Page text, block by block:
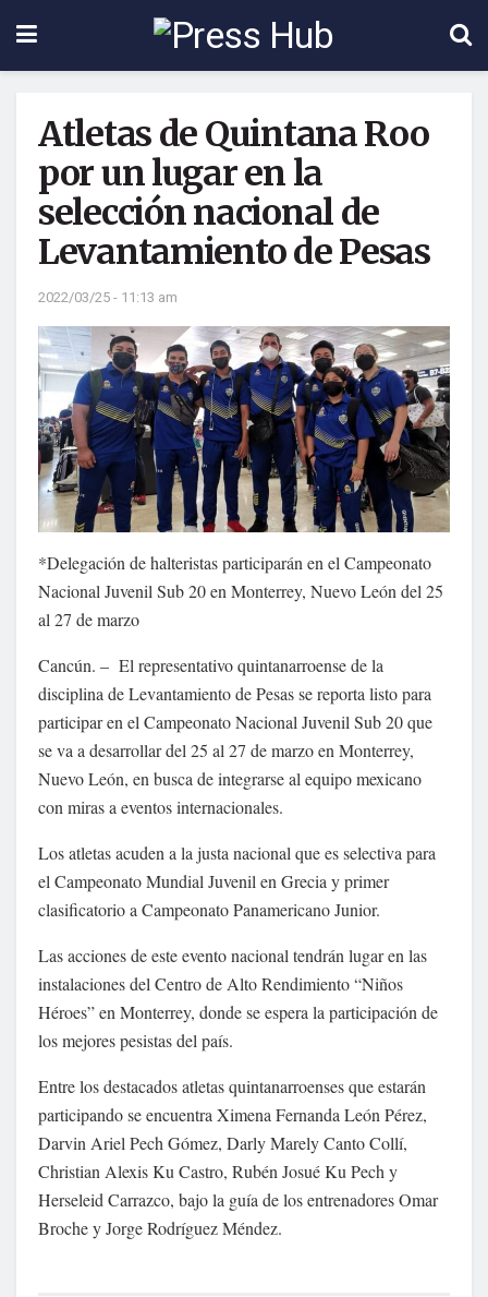
Atletas de Quintana Roo
por un lugar en la
selección nacional de
Levantamiento de Pesas
2022/03/25 - 11:13 am
*Delegación de halteristas participarán en el Campeonato
Nacional Juvenil Sub 20 en Monterrey, Nuevo León del 25
al 27 de marzo
Cancún. – El representativo quintanarroense de la
disciplina de Levantamiento de Pesas se reporta listo para
participar en el Campeonato Nacional Juvenil Sub 20 que
se va a desarrollar del 25 al 27 de marzo en Monterrey,
Nuevo León, en busca de integrarse al equipo mexicano
con miras a eventos internacionales.
Los atletas acuden a la justa nacional que es selectiva para
el Campeonato Mundial Juvenil en Grecia y primer
clasificatorio a Campeonato Panamericano Junior.
Las acciones de este evento nacional tendrán lugar en las
instalaciones del Centro de Alto Rendimiento “Niños
Héroes” en Monterrey, donde se espera la participación de
los mejores pesistas del país.
Entre los destacados atletas quintanarroenses que estarán
participando se encuentra Ximena Fernanda León Pérez,
Darvin Ariel Pech Gómez, Darly Marely Canto Collí,
Christian Alexis Ku Castro, Rubén Josué Ku Pech y
Herseleid Carrazco, bajo la guía de los entrenadores Omar
Broche y Jorge Rodríguez Méndez.